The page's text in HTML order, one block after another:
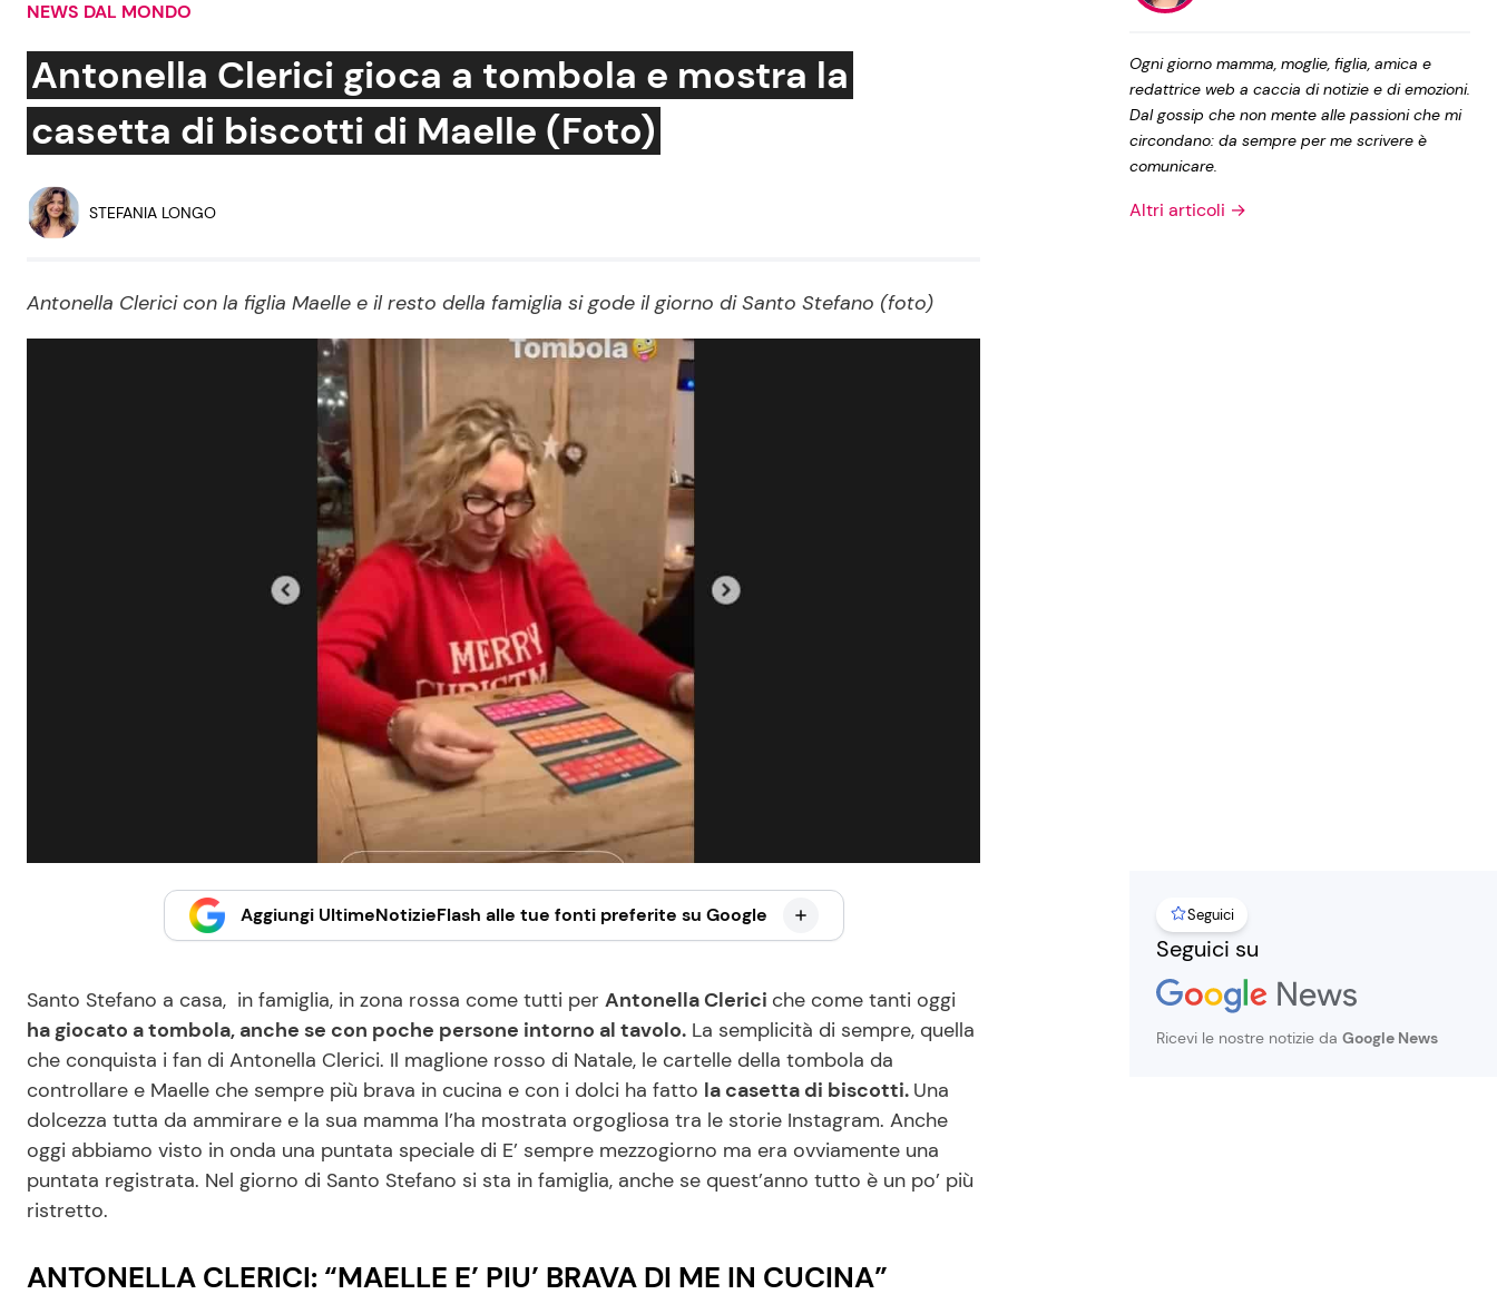
Social News
News dal mondo
Benessere
Mondo Mamma
Viaggi e Turismo
Le Ricette in TV
Ricette Facili e Veloci
Privacy Policy
NEWS DAL MONDO
Antonella Clerici gioca a tombola e mostra la
casetta di biscotti di Maelle (Foto)
STEFANIA LONGO
Antonella Clerici con la figlia Maelle e il resto della famiglia si gode il giorno di Santo Stefano (foto)
Aggiungi UltimeNotizieFlash alle tue fonti preferite su Google
Santo Stefano a casa, in famiglia, in zona rossa come tutti per Antonella Clerici che come tanti oggi
ha giocato a tombola, anche se con poche persone intorno al tavolo. La semplicità di sempre, quella
che conquista i fan di Antonella Clerici. Il maglione rosso di Natale, le cartelle della tombola da
controllare e Maelle che sempre più brava in cucina e con i dolci ha fatto la casetta di biscotti. Una
dolcezza tutta da ammirare e la sua mamma l’ha mostrata orgogliosa tra le storie Instagram. Anche
oggi abbiamo visto in onda una puntata speciale di E’ sempre mezzogiorno ma era ovviamente una
puntata registrata. Nel giorno di Santo Stefano si sta in famiglia, anche se quest’anno tutto è un po’ più
ristretto.
ANTONELLA CLERICI: “MAELLE E’ PIU’ BRAVA DI ME IN CUCINA”
Ogni giorno mamma, moglie, figlia, amica e
redattrice web a caccia di notizie e di emozioni.
Dal gossip che non mente alle passioni che mi
circondano: da sempre per me scrivere è
comunicare.
Altri articoli →
Seguici
Seguici su
Ricevi le nostre notizie da Google News